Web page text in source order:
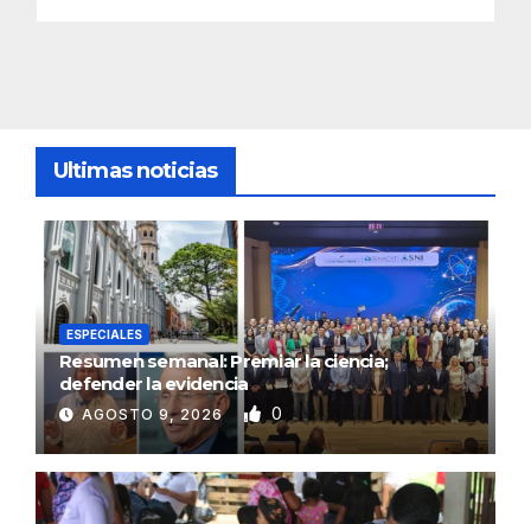
Ultimas noticias
ESPECIALES
Resumen semanal: Premiar la ciencia;
defender la evidencia
AGOSTO 9, 2026 0